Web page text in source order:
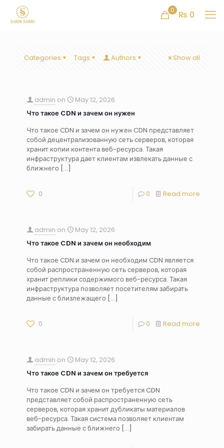
0 ₨ 0
Categories Tags Authors Show all
admin on
May 12, 2026
Что такое CDN и зачем он нужен
Что такое CDN и зачем он нужен CDN представляет
собой децентрализованную сеть серверов, которая
хранит копии контента веб-ресурса. Такая
инфраструктура дает клиентам извлекать данные с
ближнего […]
0 0 Read more
admin on
May 12, 2026
Что такое CDN и зачем он необходим
Что такое CDN и зачем он необходим CDN является
собой распространенную сеть серверов, которая
хранит реплики содержимого веб-ресурса. Такая
инфраструктура позволяет посетителям забирать
данные с близлежащего […]
0 0 Read more
admin on
May 12, 2026
Что такое CDN и зачем он требуется
Что такое CDN и зачем он требуется CDN
представляет собой распространенную сеть
серверов, которая хранит дубликаты материалов
веб-ресурса. Такая система позволяет клиентам
забирать данные с ближнего […]